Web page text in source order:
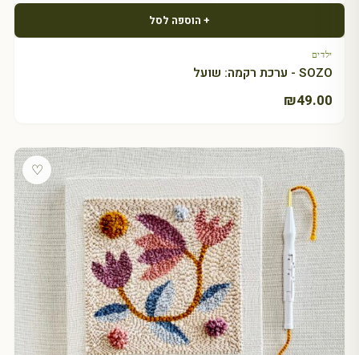
+ הוספה לסל
ילדים
SOZO - ערכת רקמה: שועל
₪49.00
♡